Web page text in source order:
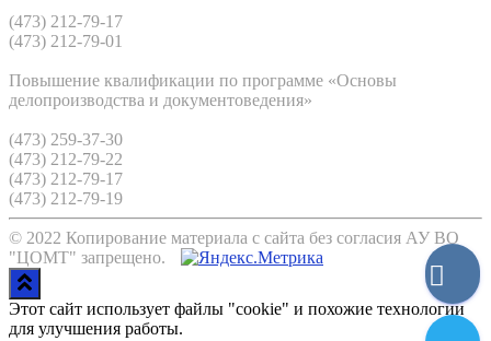
(473) 212-79-17
(473) 212-79-01
Повышение квалификации по программе «Основы
делопроизводства и документоведения»
(473) 259-37-30
(473) 212-79-22
(473) 212-79-17
(473) 212-79-19
© 2022 Копирование материала с сайта без согласия АУ ВО
"ЦОМТ" запрещено.
Этот сайт использует файлы "cookie" и похожие технологии
для улучшения работы.